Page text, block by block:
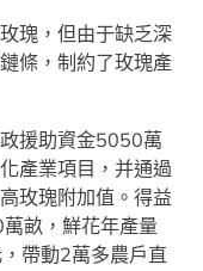
瑰，但由于缺乏深
條，制約了玫瑰產
援助資金5050萬
產業項目，并通過
玫瑰附加值。得益
畝，鮮花年產量
帶動2萬多農戶直